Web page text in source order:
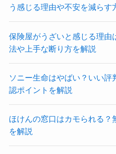
う感じる理由や不安を減らす
保険屋がうざいと感じる理由
法や上手な断り方を解説
ソニー生命はやばい？いい評
認ポイントを解説
ほけんの窓口はカモられる？
を解説